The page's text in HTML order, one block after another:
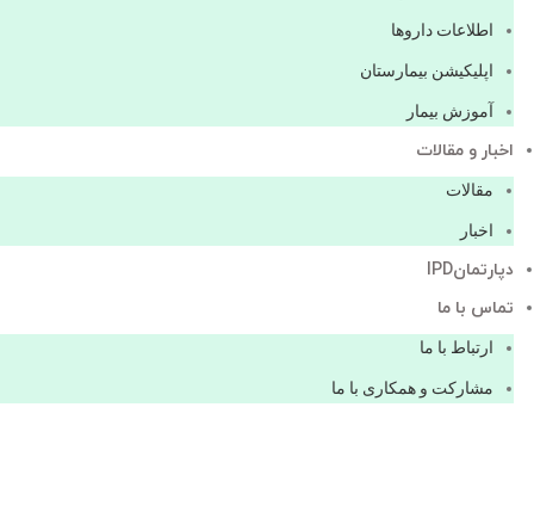
اطلاعات دارو‌ها
اپليكيشن بيمارستان
آموزش بیمار
اخبار و مقالات
مقالات
اخبار
دپارتمانIPD
تماس با ما
ارتباط با ما
مشاركت و همكاری با ما